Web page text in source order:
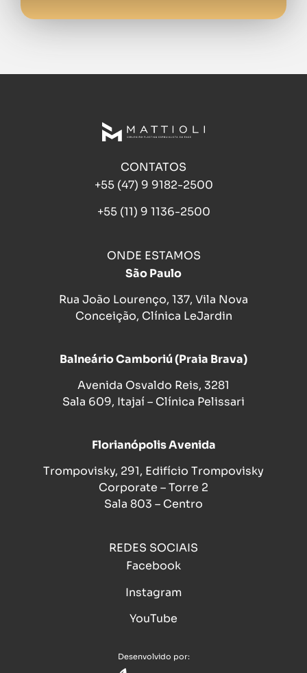
CONTATOS
+55 (47) 9 9182-2500
+55 (11) 9 1136-2500
ONDE ESTAMOS
São Paulo
Rua João Lourenço, 137, Vila Nova
Conceição, Clínica LeJardin
Balneário Camboriú (Praia Brava)
Avenida Osvaldo Reis, 3281
Sala 609, Itajaí – Clínica Pelissari
Florianópolis Avenida
Trompovisky, 291, Edifício Trompovisky
Corporate – Torre 2
Sala 803 – Centro
REDES SOCIAIS
Facebook
Instagram
YouTube
Desenvolvido por: